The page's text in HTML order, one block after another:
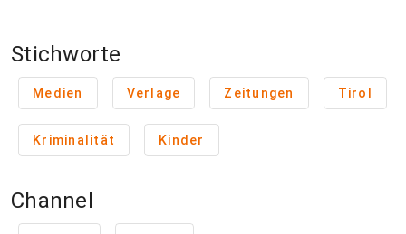
Stichworte
Medien Verlage Zeitungen Tirol
Kriminalität Kinder
Channel